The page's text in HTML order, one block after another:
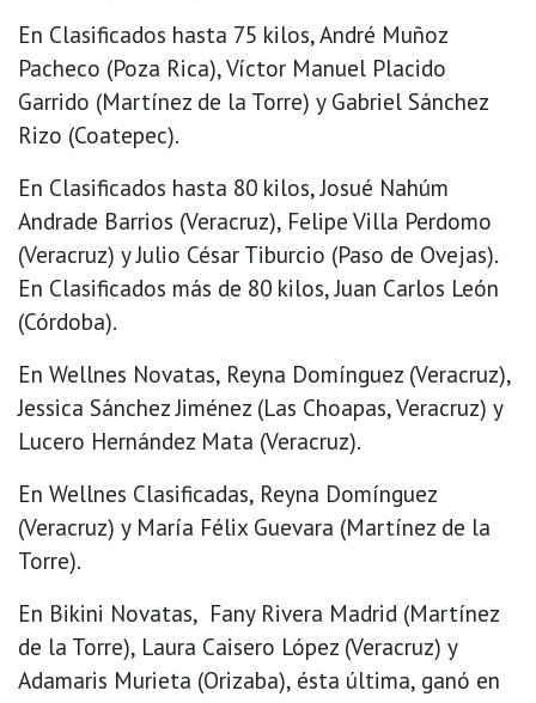
En Clasificados hasta 75 kilos, André Muñoz
Pacheco (Poza Rica), Víctor Manuel Placido
Garrido (Martínez de la Torre) y Gabriel Sánchez
Rizo (Coatepec).
En Clasificados hasta 80 kilos, Josué Nahúm
Andrade Barrios (Veracruz), Felipe Villa Perdomo
(Veracruz) y Julio César Tiburcio (Paso de Ovejas).
En Clasificados más de 80 kilos, Juan Carlos León
(Córdoba).
En Wellnes Novatas, Reyna Domínguez (Veracruz),
Jessica Sánchez Jiménez (Las Choapas, Veracruz) y
Lucero Hernández Mata (Veracruz).
En Wellnes Clasificadas, Reyna Domínguez
(Veracruz) y María Félix Guevara (Martínez de la
Torre).
En Bikini Novatas, Fany Rivera Madrid (Martínez
de la Torre), Laura Caisero López (Veracruz) y
Adamaris Murieta (Orizaba), ésta última, ganó en